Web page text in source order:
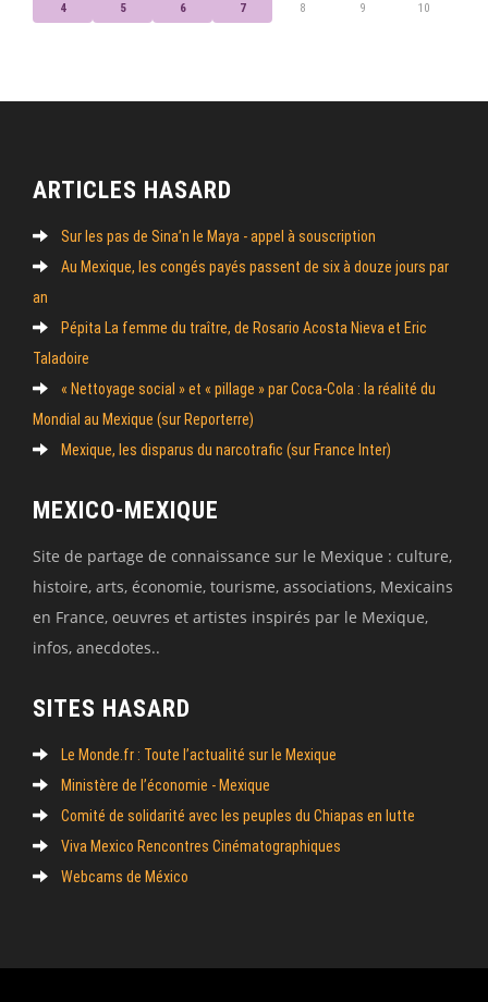
4 5 6 7 8 9 10
ARTICLES HASARD
Sur les pas de Sina’n le Maya - appel à souscription
Au Mexique, les congés payés passent de six à douze jours par
an
Pépita La femme du traître, de Rosario Acosta Nieva et Eric
Taladoire
« Nettoyage social » et « pillage » par Coca-Cola : la réalité du
Mondial au Mexique (sur Reporterre)
Mexique, les disparus du narcotrafic (sur France Inter)
MEXICO-MEXIQUE
Site de partage de connaissance sur le Mexique : culture,
histoire, arts, économie, tourisme, associations, Mexicains
en France, oeuvres et artistes inspirés par le Mexique,
infos, anecdotes..
SITES HASARD
Le Monde.fr : Toute l’actualité sur le Mexique
Ministère de l’économie - Mexique
Comité de solidarité avec les peuples du Chiapas en lutte
Viva Mexico Rencontres Cinématographiques
Webcams de México